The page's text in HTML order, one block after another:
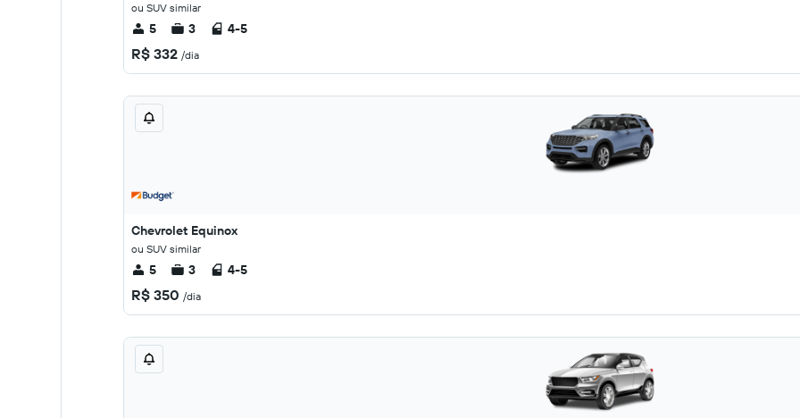
ou SUV similar
5 3 4-5
R$ 332 /dia
Chevrolet Equinox
ou SUV similar
5 3 4-5
R$ 350 /dia